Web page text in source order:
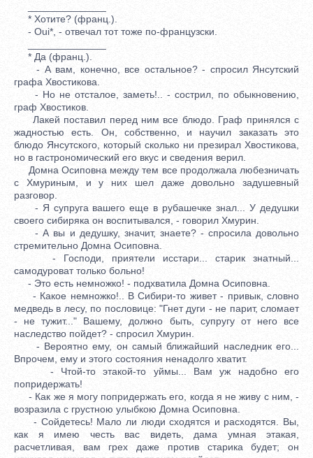
* Хотите? (франц.).
- Oui*, - отвечал тот тоже по-французски.
* Да (франц.).
- А вам, конечно, все остальное? - спросил Янсутский
графа Хвостикова.
- Но не отсталое, заметь!.. - сострил, по обыкновению,
граф Хвостиков.
Лакей поставил перед ним все блюдо. Граф принялся с
жадностью есть. Он, собственно, и научил заказать это
блюдо Янсутского, который сколько ни презирал Хвостикова,
но в гастрономический его вкус и сведения верил.
Домна Осиповна между тем все продолжала любезничать
с Хмуриным, и у них шел даже довольно задушевный
разговор.
- Я супруга вашего еще в рубашечке знал... У дедушки
своего сибиряка он воспитывался, - говорил Хмурин.
- А вы и дедушку, значит, знаете? - спросила довольно
стремительно Домна Осиповна.
- Господи, приятели исстари... старик знатный...
самодуроват только больно!
- Это есть немножко! - подхватила Домна Осиповна.
- Какое немножко!.. В Сибири-то живет - привык, словно
медведь в лесу, по пословице: "Гнет дуги - не парит, сломает
- не тужит..." Вашему, должно быть, супругу от него все
наследство пойдет? - спросил Хмурин.
- Вероятно ему, он самый ближайший наследник его...
Впрочем, ему и этого состояния ненадолго хватит.
- Чтой-то этакой-то уймы... Вам уж надобно его
попридержать!
- Как же я могу попридержать его, когда я не живу с ним, -
возразила с грустною улыбкою Домна Осиповна.
- Сойдетесь! Мало ли люди сходятся и расходятся. Вы,
как я имею честь вас видеть, дама умная этакая,
расчетливая, вам грех даже против старика будет; он